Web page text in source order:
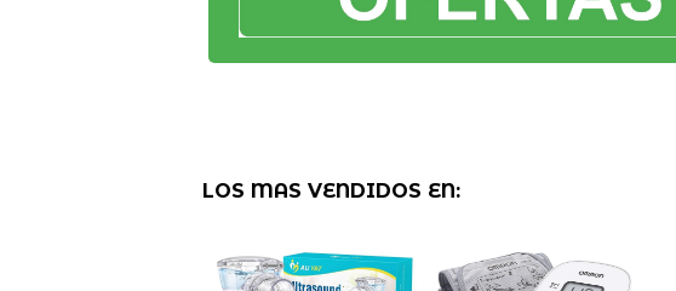
LOS MAS VENDIDOS EN: